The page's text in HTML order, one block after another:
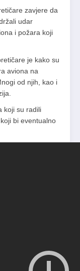
zavjere da
udar
i požara koji
je kako su
aviona na
od njih, kao i
koji su radili
bi eventualno